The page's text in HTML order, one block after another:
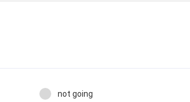
not going